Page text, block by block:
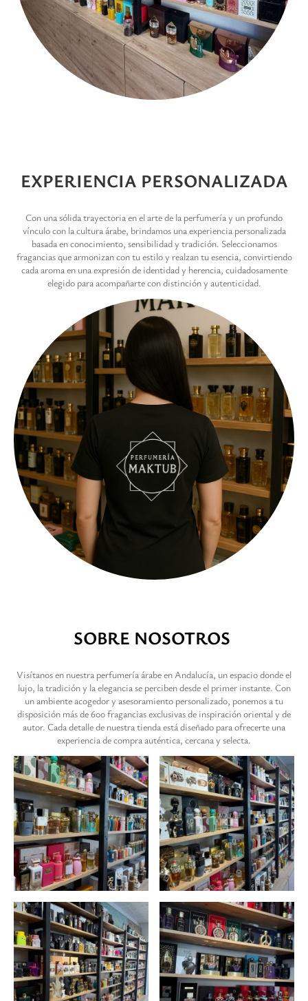
EXPERIENCIA PERSONALIZADA
Con una sólida trayectoria en el arte de la perfumería y un profundo
vínculo con la cultura árabe, brindamos una experiencia personalizada
basada en conocimiento, sensibilidad y tradición. Seleccionamos
fragancias que armonizan con tu estilo y realzan tu esencia, convirtiendo
cada aroma en una expresión de identidad y herencia, cuidadosamente
elegido para acompañarte con distinción y autenticidad.
SOBRE NOSOTROS
Visítanos en nuestra perfumería árabe en Andalucía, un espacio donde el
lujo, la tradición y la elegancia se perciben desde el primer instante. Con
un ambiente acogedor y asesoramiento personalizado, ponemos a tu
disposición más de 600 fragancias exclusivas de inspiración oriental y de
autor. Cada detalle de nuestra tienda está diseñado para ofrecerte una
experiencia de compra auténtica, cercana y selecta.